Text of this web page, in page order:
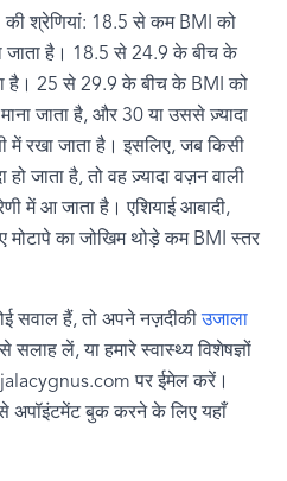
की श्रेणियां: 18.5से कम BMIको
जाता है। 18.5से 24.9के बीच के
है। 25से 29.9के बीच के BMIको
माना जाता है, और 30 या उससे ज़्यादा
में रखा जाता है। इसलिए,जब किसी
हो जाता है,तो वह ज़्यादा वज़न वाली
में आ जाता है। एशियाई आबादी,
मोटापे का जोखिम थोड़े कम BMIस्तर
सवाल हैं,तो अपने नज़दीकीउजाला
से सलाह लें,या हमारे स्वास्थ्य विशेषज्ञों
पर ईमेल करें।
अपॉइंटमेंट बुक करने के लिए यहाँ